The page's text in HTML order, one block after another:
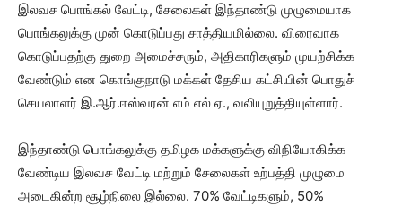
இலவச பொங்கல் வேட்டி, சேலைகள் இந்தாண்டு முழுமையாக
பொங்கலுக்கு முன் கொடுப்பது சாத்தியமில்லை. விரைவாக
கொடுப்பதற்கு துறை அமைச்சரும், அதிகாரிகளும் முயற்சிக்க
வேண்டும் என கொங்குநாடு மக்கள் தேசிய கட்சியின் பொதுச்
செயலாளர் இ.ஆர்.ஈஸ்வரன் எம் எல் ஏ., வலியுறுத்தியுள்ளார்.
இந்தாண்டு பொங்கலுக்கு தமிழக மக்களுக்கு விநியோகிக்க
வேண்டிய இலவச வேட்டி மற்றும் சேலைகள் உற்பத்தி முழுமை
அடைகின்ற சூழ்நிலை இல்லை. 70% வேட்டிகளும், 50%